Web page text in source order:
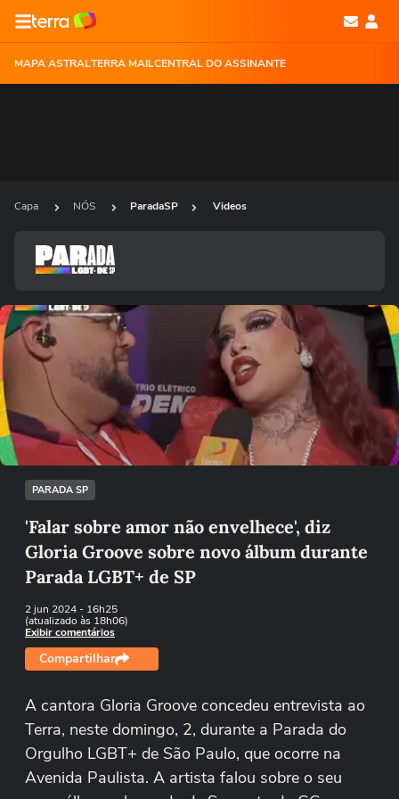
MAPA ASTRALTERRA MAILCENTRAL DO ASSINANTE
Capa NÓS ParadaSP Videos
Ops!
Não foi possível reproduzir o vídeo
Tentar novamente
PARADA SP
'Falar sobre amor não envelhece', diz
Gloria Groove sobre novo álbum durante
Parada LGBT+ de SP
2 jun 2024- 16h25
(atualizado às 18h06)
Exibir comentários
Compartilhar
A cantora Gloria Groove concedeu entrevista ao
Terra, neste domingo, 2, durante a Parada do
Orgulho LGBT+ de São Paulo, que ocorre na
Avenida Paulista. A artista falou sobre o seu